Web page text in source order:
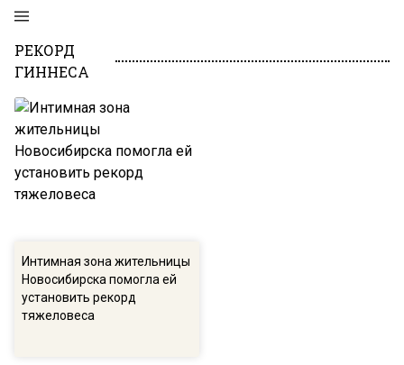
РЕКОРД
ГИННЕСА
Интимная зона жительницы
Новосибирска помогла ей
установить рекорд
тяжеловеса